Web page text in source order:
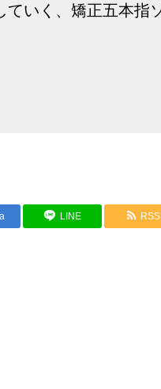
いく、矯正五本指
LINE RSS